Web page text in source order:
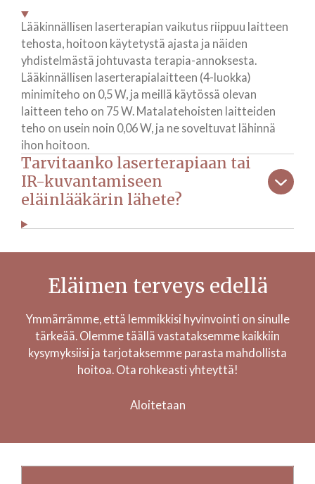
Lääkinnällisen laserterapian vaikutus riippuu laitteen
tehosta, hoitoon käytetystä ajasta ja näiden
yhdistelmästä johtuvasta terapia-annoksesta.
Lääkinnällisen laserterapialaitteen (4-luokka)
minimiteho on 0,5 W, ja meillä käytössä olevan
laitteen teho on 75 W. Matalatehoisten laitteiden
teho on usein noin 0,06 W, ja ne soveltuvat lähinnä
ihon hoitoon.
Tarvitaanko laserterapiaan tai
IR-kuvantamiseen
eläinlääkärin lähete?
Eläimen terveys edellä
Ymmärrämme, että lemmikkisi hyvinvointi on sinulle
tärkeää. Olemme täällä vastataksemme kaikkiin
kysymyksiisi ja tarjotaksemme parasta mahdollista
hoitoa. Ota rohkeasti yhteyttä!
Aloitetaan